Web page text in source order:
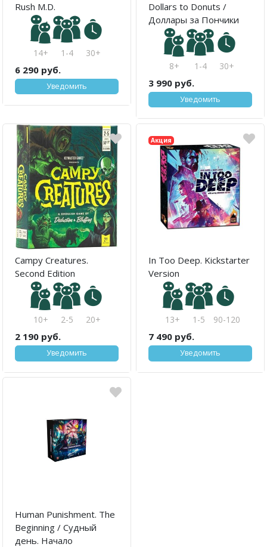
Rush M.D.
14+ 1-4 30+
6 290 руб.
Уведомить
Dollars to Donuts /
Доллары за Пончики
8+ 1-4 30+
3 990 руб.
Уведомить
Campy Creatures.
Second Edition
10+ 2-5 20+
2 190 руб.
Уведомить
Акция
In Too Deep. Kickstarter
Version
13+ 1-5 90-120
7 490 руб.
Уведомить
Human Punishment. The
Beginning / Судный
день. Начало